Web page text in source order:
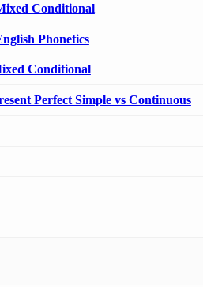
Conditional
Phonetics
Conditional
Perfect Simple vs Continuous